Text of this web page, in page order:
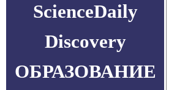
ScienceDaily
Discovery
ОБРАЗОВАНИЕ